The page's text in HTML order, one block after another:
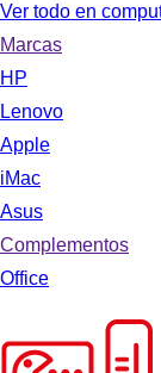
Ver todo en
Marcas
HP
Lenovo
Apple
iMac
Asus
Complementos
Office